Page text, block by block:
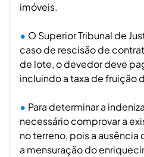
imóveis.
O Superior Tribunal de
caso de rescisão de
de lote, o devedor deve
incluindo a taxa de fruição
Para determinar a
necessário comprovar a
no terreno, pois a
a mensuração do